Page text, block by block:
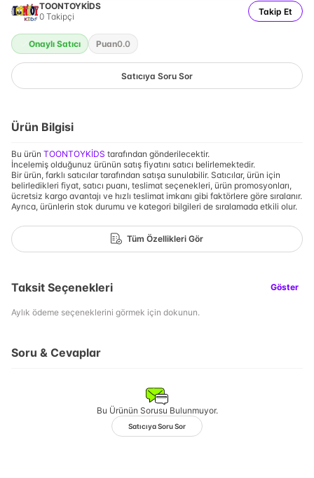
TOONTOYKİDS
0 Takipçi Takip Et
Onaylı Satıcı Puan0.0
Satıcıya Soru Sor
Ürün Bilgisi
Bu ürün TOONTOYKİDS tarafından gönderilecektir.
İncelemiş olduğunuz ürünün satış fiyatını satıcı belirlemektedir.
Bir ürün, farklı satıcılar tarafından satışa sunulabilir. Satıcılar, ürün için
belirledikleri fiyat, satıcı puanı, teslimat seçenekleri, ürün promosyonları,
ücretsiz kargo avantajı ve hızlı teslimat imkanı gibi faktörlere göre sıralanır.
Ayrıca, ürünlerin stok durumu ve kategori bilgileri de sıralamada etkili olur.
Tüm Özellikleri Gör
Taksit Seçenekleri Göster
Aylık ödeme seçeneklerini görmek için dokunun.
Soru & Cevaplar
Bu Ürünün Sorusu Bulunmuyor.
Satıcıya Soru Sor